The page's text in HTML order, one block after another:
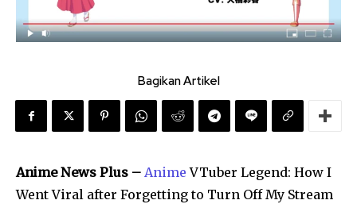
Bagikan Artikel
Anime News Plus – Anime VTuber Legend: How I
Went Viral after Forgetting to Turn Off My Stream